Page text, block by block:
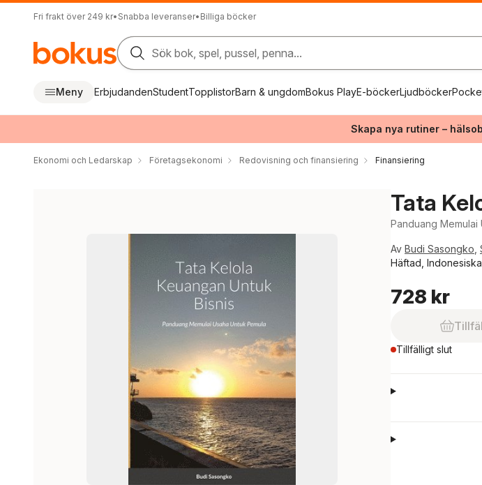
Fri frakt över 249 kr• Snabba leveranser• Billiga böcker
Sök bok, spel, pussel, penna...
Meny ErbjudandenStudentTopplistorBarn & ungdomBokus PlayE-böckerLjudböcker
Skapa nya rutiner –
Ekonomi och Ledarskap Företagsekonomi Redovisning och finansiering Finansiering
Tata
Panduang Memulai
Av Budi Sasongko
Häftad,
728 kr
Tillfälligt slut